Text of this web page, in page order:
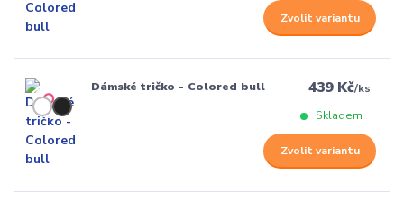
Zvolit variantu
Dámské tričko - Colored bull 439 Kč/ks
Skladem
Zvolit variantu